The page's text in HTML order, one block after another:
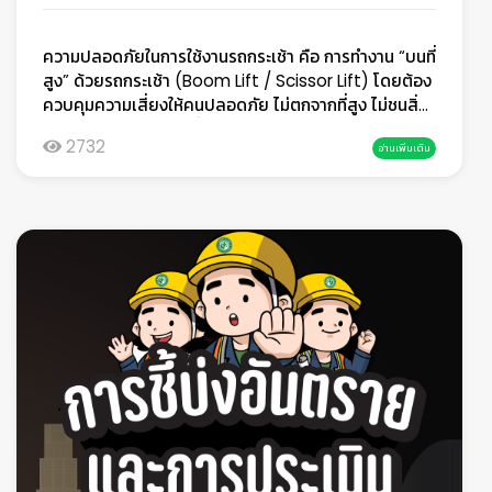
แวดล้อมมากขึ้น รวมถึงเชื่อมโยงข้อมูลเข้ากับการวางแผน
ธุรกิจและแผนความต่อเนื่อง (Business
Continuity)Clause 5 Leadership &
Environmental Policy บทบาทผู้นำต้องชัด และต้อง
“ลงมือจริง”ISO 14001: 2026 ให้ความสำคัญกับ “ภาวะ
ผู้นำ” มากขึ้นอย่างชัดเจน ผู้บริหารระดับสูงไม่สามารถเป็น
มุ่งมั่นในการปกป้องสิ่งแวดล้อมมีการกำหนดบทบาทและ
ความรับผิดชอบที่ชัดเจน มีการติดตามผลการดำเนินงาน
จริงแนวทางเตรียมการควรกำหนด KPI ด้านสิ่งแวดล้อมใน
ระดับกลยุทธ์ เช่น การลดของเสีย การลดการใช้พลังงาน
หรือการลดการปล่อยก๊าซเรือนกระจก รวมถึงให้ผู้บริหาร
เข้ามามีส่วนร่วมในการทบทวนผลอย่างต่อเนื่องClause 6
Planning การวางแผนต้องรองรับ “ความ
เปลี่ยนแปลง”Clause นี้มีการเพิ่มประเด็นสำคัญ
ได้แก่Change Management Life Cycle Thinking
การขยายตัวอย่างความเสี่ยงและโอกาสองค์กรต้องไม่
เพียงแค่วางแผนเพื่อลดผลกระทบสิ่งแวดล้อม แต่ต้องเตรี
ความปลอดภัยในการใช้งานรถกระเช้า คือ การทำงาน “บนที่
สูง” ด้วยรถกระเช้า (Boom Lift / Scissor Lift) โดยต้อง
ควบคุมความเสี่ยงให้คนปลอดภัย ไม่ตกจากที่สูง ไม่ชนสิ่ง
การใช้งานรถกระเช้ารถกระเช้า หรือที่หลายคนคุ้นชื่อในงาน
และลดการใช้แรงงานคน แต่ในขณะเดียวกัน รถกระเช้าก็
เป็นหนึ่งในเครื่องจักรที่มีความเสี่ยงสูง หากขาดความรู้
ความเข้าใจ หรือใช้งานโดยไม่ปฏิบัติตามหลักความ
ปลอดภัยอย่างเคร่งครัด อุบัติเหตุที่เกิดขึ้นอาจรุนแรงถึง
ขั้นบาดเจ็บสาหัสหรือเสียชีวิตได้ในอดีต งานบนที่สูง มักใช้
วิธีการตั้งนั่งร้านหรือปีนป่ายตามโครงสร้าง ซึ่งมีความ
เสี่ยงสูงและใช้เวลามาก เมื่อเทคโนโลยีเข้ามามีบทบาท รถ
กระเช้าจึงกลายเป็นทางเลือกที่ได้รับความนิยม เพราะช่วย
ให้เข้าถึงพื้นที่สูงได้ง่ายขึ้น แต่ “ง่ายขึ้น” ไม่ได้หมายความ
ว่า “ปลอดภัยโดยอัตโนมัติ” ความปลอดภัยยังคงขึ้นอยู่กับ
คน อุปกรณ์ และสภาพแวดล้อมเป็นหลักบทความนี้ เซฟตี้
2732 อ่านเพิ่มเติม